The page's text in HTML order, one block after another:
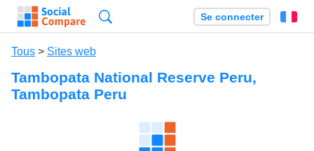
Se connecter
Tous > Sites web
Tambopata National Reserve Peru,
Tambopata Peru